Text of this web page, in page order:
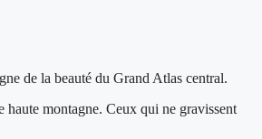
de la beauté du Grand Atlas central.
haute montagne. Ceux qui ne gravissent